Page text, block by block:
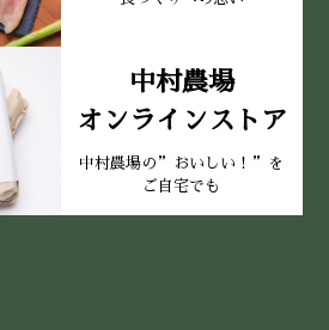
中村農場
オンラインストア
中村農場の”おいしい！”を
ご自宅でも